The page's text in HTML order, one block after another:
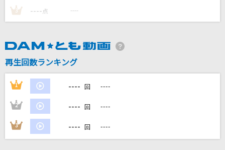
夏☆らびゅ☆大作戦
KICK BACK(ビデオクリップバージョン)
米津玄師
DAMの新曲・ランキングなど
3 ---- 点 ----
再生回数ランキング
1 ---- 回 ----
2 ---- 回 ----
3 ---- 回 ----